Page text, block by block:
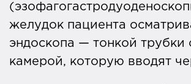
желудок пациента
эндоскопа — тонкой трубки
камерой, которую вводят